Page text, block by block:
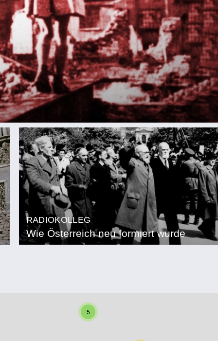
RADIOKOLLEG
Wie Österreich neu formiert wurde
5